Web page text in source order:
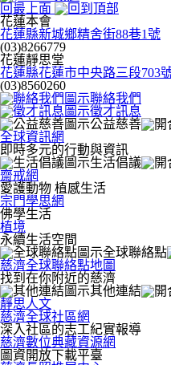
回最上面
花蓮本會
花蓮縣新城鄉精舍街88巷1號
(03)8266779
花蓮靜思堂
花蓮縣花蓮市中央路三段703
(03)8560260
聯絡我們
徵才訊息
公益慈善
全球資訊網
即時多元的行動與資訊
生活倡議
齋戒網
愛護動物 植感生活
宗門學思網
佛學生活
植境
永續生活空間
全球聯絡點
慈濟全球聯絡點地圖
找到在你附近的慈濟
其他連結
靜思人文
慈濟全球社區網
深入社區的志工紀實報導
慈濟數位典藏資源網
圖資開放下載平臺